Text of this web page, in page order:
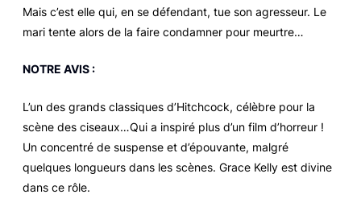
Mais c’est elle qui, en se défendant, tue son agresseur. Le
mari tente alors de la faire condamner pour meurtre…
NOTRE AVIS :
L’un des grands classiques d’Hitchcock, célèbre pour la
scène des ciseaux…Qui a inspiré plus d’un film d’horreur !
Un concentré de suspense et d’épouvante, malgré
quelques longueurs dans les scènes. Grace Kelly est divine
dans ce rôle.